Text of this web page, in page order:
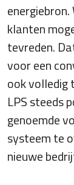
energiebron.
klanten
tevreden.
voor een
ook volledig
LPS steeds
genoemde
systeem te
nieuwe